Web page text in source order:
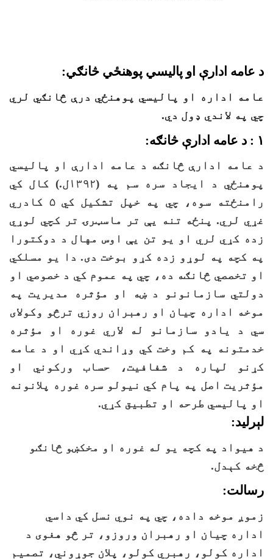
د عامه ادارې او پالیسي پوهنځي څانګي:
عامه اداره او پالیسي پوهنځي درې څانګي لري
چي په لاندي ډول دي.
۱ : د عامه ادارې څانګه:
د عامه ادارې څانګه د عامه ادارې او پالیسي
پوهنځي د ایجاد سره سم په (۱۳۹۲ل.) کال کي
رامنځته سوه، چي په خپل تشکیل کي ۵ کادري
غړي لري. پنځه تنه يې تر ماسټرۍ تر کچي لوړي
زده کړي لري او یو تن يې اوس مهال د دوکتورا
په کچه په لوړو زده کړو بوخت دی. دا یو مسلکي
او تخصصي څانګه ده، چي په عموم کي د خصوصي او
دولتي سازمانونو د ښه او مؤثره مدیریت په
موخه اداره چیان او رهبران روزي ترڅو وکولای
سي د یادو سازمانو له لاري غوره او مؤثره
خدمتونه په کم وخت کي وړاندي کړي او د عامه
کړنو لپاره د شفافیت، حساب ورکوني او
مؤثریت اصل په پام کي نیولو سره غوره پلانونه
او پالیسي طرحه او تطبیق کړي.
لېرلید:
د هیواد په کچه یو له غوره او مخکښو څانګو
څخه کېدل.
رسالت:
زموږ موخه داده، چي په نوي نسل کي داسي
اداره چيان او رهبران وروزو، تر څو هغوی د
اداره کولو، رهبري کولو، پلان جوړوني، تصمیم